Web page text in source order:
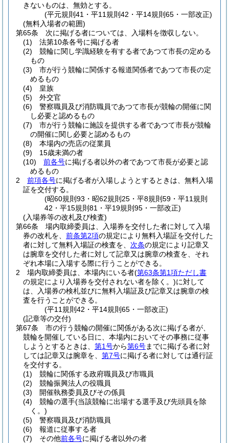
きないものは、無効とする。
(平元規則41・平11規則42・平14規則65・一部改正)
(無料入場者の範囲)
第65条
次に掲げる者については、入場料を徴収しない。
(1)
法第10条各号に掲げる者
(2)
競輪に関し学識経験を有する者であつて市長の定める
もの
(3)
市が行う競輪に関係する報道関係者であつて市長の定
めるもの
(4)
皇族
(5)
外交官
(6)
警察職員及び消防職員であつて市長が競輪の開催に関
し必要と認めるもの
(7)
市が行う競輪に施設を提供する者であつて市長が競輪
の開催に関し必要と認めるもの
(8)
本場内の売店の従業員
(9)
15歳未満の者
(10)
前各号に掲げる者以外の者であつて市長が必要と認
めるもの
2
前項各号に掲げる者が入場しようとするときは、無料入場
証を交付する。
(昭60規則93・昭62規則25・平8規則59・平11規則
42・平15規則81・平19規則95・一部改正)
(入場券等の改札及び検査)
第66条
場内取締委員は、入場券を交付した者に対して入場
券の改札を、 前条第2項の規定により無料入場証を交付した
者に対して無料入場証の検査を、 次条の規定により記章又
は腕章を交付した者に対して記章又は腕章の検査を、それ
ぞれ本場に入場する際に行うことができる。
2
場内取締委員は、本場内にいる者(第63条第1項ただし書
の規定により入場券を交付されない者を除く。)に対して
は、入場券の検札並びに無料入場証及び記章又は腕章の検
査を行うことができる。
(平11規則42・平14規則65・一部改正)
(記章等の交付)
第67条
市の行う競輪の開催に関係がある次に掲げる者が、
競輪を開催している日に、本場内においてその事務に従事
しようとするときは、 第1号から第6号までに掲げる者に対
しては記章又は腕章を、 第7号に掲げる者に対しては通行証
を交付する。
(1)
競輪に関係する政府職員及び市職員
(2)
競輪振興法人の役職員
(3)
開催執務委員及びその係員
(4)
競輪の選手(当該競輪に出場する選手及び先頭員を除
く。)
(5)
警察職員及び消防職員
(6)
報道に従事する者
(7)
その他前各号に掲げる者以外の者